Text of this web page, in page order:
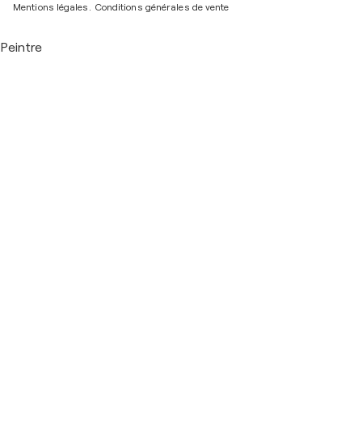
Mentions légales. Conditions générales de vente
Peintre